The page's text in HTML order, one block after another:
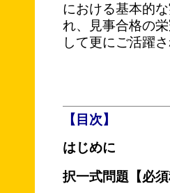
における基本的
れ、見事合格の
して更にご活躍
【目次】
はじめに
択一式問題【必須